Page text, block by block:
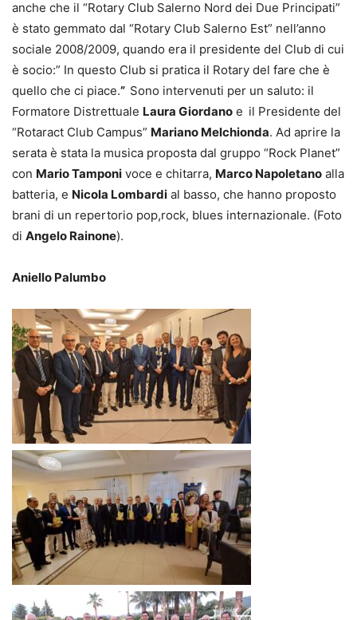
anche che il “Rotary Club Salerno Nord dei Due Principati”
è stato gemmato dal “Rotary Club Salerno Est” nell’anno
sociale 2008/2009, quando era il presidente del Club di cui
è socio:” In questo Club si pratica il Rotary del fare che è
quello che ci piace.” Sono intervenuti per un saluto: il
Formatore Distrettuale Laura Giordano e il Presidente del
“Rotaract Club Campus” Mariano Melchionda. Ad aprire la
serata è stata la musica proposta dal gruppo “Rock Planet”
con Mario Tamponi voce e chitarra, Marco Napoletano alla
batteria, e Nicola Lombardi al basso, che hanno proposto
brani di un repertorio pop,rock, blues internazionale. (Foto
di Angelo Rainone).
Aniello Palumbo